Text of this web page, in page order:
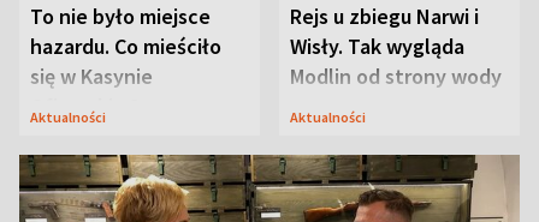
To nie było miejsce
hazardu. Co mieściło
się w Kasynie
Oficerskim?
Aktualności
Rejs u zbiegu Narwi i
Wisły. Tak wygląda
Modlin od strony wody
Aktualności